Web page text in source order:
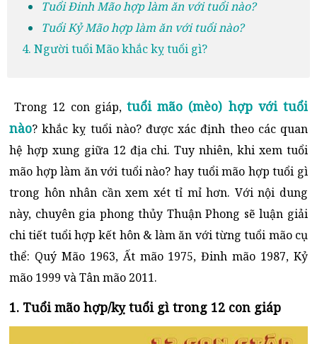
Tuổi Đinh Mão hợp làm ăn với tuổi nào?
Tuổi Kỷ Mão hợp làm ăn với tuổi nào?
4. Người tuổi Mão khắc kỵ tuổi gì?
Trong 12 con giáp,tuổi mão (mèo) hợp với tuổi
nào? khắc kỵ tuổi nào? được xác định theo các quan
hệ hợp xung giữa 12 địa chi. Tuy nhiên, khi xem tuổi
mão hợp làm ăn với tuổi nào? hay tuổi mão hợp tuổi gì
trong hôn nhân cần xem xét tỉ mỉ hơn. Với nội dung
này, chuyên gia phong thủy Thuận Phong sẽ luận giải
chi tiết tuổi hợp kết hôn & làm ăn với từng tuổi mão cụ
thể: Quý Mão 1963, Ất mão 1975, Đinh mão 1987, Kỷ
mão 1999 và Tân mão 2011.
1. Tuổi mão hợp/kỵ tuổi gì trong 12 con giáp